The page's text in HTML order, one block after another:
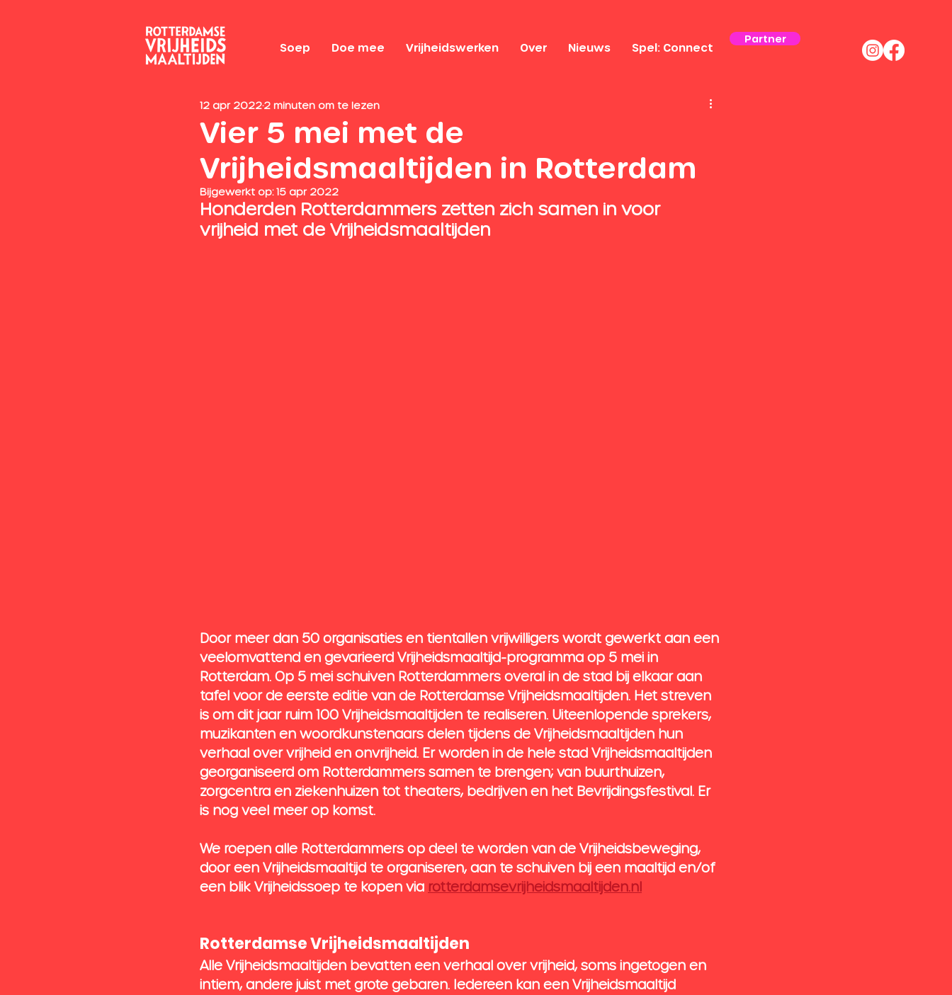
Soep Doe mee Vrijheidswerken Over Nieuws Spel: Connect
Partner
Vier 5 mei met de
Vrijheidsmaaltijden in Rotterdam
12 apr 20222 minuten om te lezen
Bijgewerkt op:15 apr 2022
Honderden Rotterdammers zetten zich samen in voor
vrijheid met de Vrijheidsmaaltijden
Door meer dan 50 organisaties en tientallen vrijwilligers wordt gewerkt aan een
veelomvattend en gevarieerd Vrijheidsmaaltijd-programma op 5 mei in
Rotterdam. Op 5 mei schuiven Rotterdammers overal in de stad bij elkaar aan
tafel voor de eerste editie van de Rotterdamse Vrijheidsmaaltijden. Het streven
is om dit jaar ruim 100 Vrijheidsmaaltijden te realiseren. Uiteenlopende sprekers,
muzikanten en woordkunstenaars delen tijdens de Vrijheidsmaaltijden hun
verhaal over vrijheid en onvrijheid. Er worden in de hele stad Vrijheidsmaaltijden
georganiseerd om Rotterdammers samen te brengen; van buurthuizen,
zorgcentra en ziekenhuizen tot theaters, bedrijven en het Bevrijdingsfestival. Er
is nog veel meer op komst.
We roepen alle Rotterdammers op deel te worden van de Vrijheidsbeweging,
door een Vrijheidsmaaltijd te organiseren, aan te schuiven bij een maaltijd en/of
een blik Vrijheidssoep te kopen via rotterdamsevrijheidsmaaltijden.nl
Rotterdamse Vrijheidsmaaltijden
Alle Vrijheidsmaaltijden bevatten een verhaal over vrijheid, soms ingetogen en
intiem, andere juist met grote gebaren. Iedereen kan een Vrijheidsmaaltijd